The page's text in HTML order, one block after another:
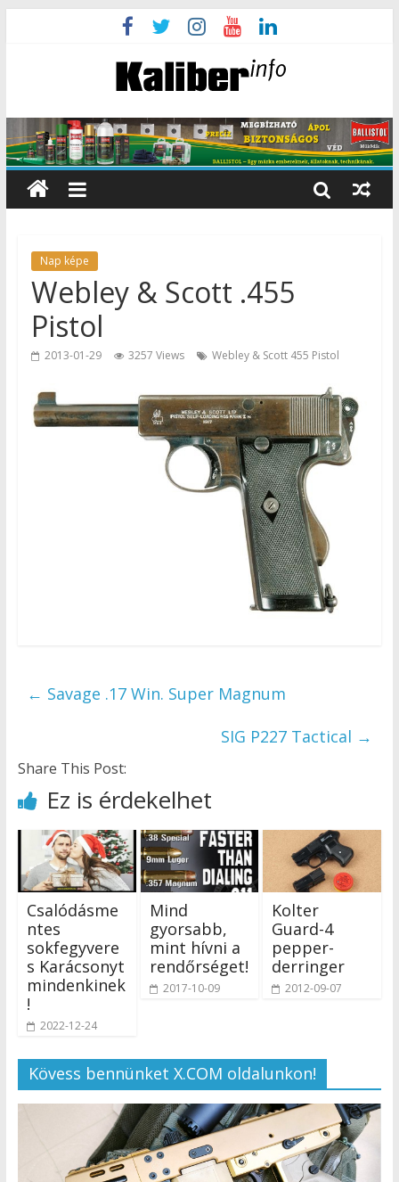
Nap képe
Webley & Scott .455
Pistol
2013-01-29 3257 Views Webley & Scott 455 Pistol
← Savage .17 Win. Super Magnum
SIG P227 Tactical →
Share This Post:
Ez is érdekelhet
Csalódásme
ntes
sokfegyvere
s Karácsonyt
mindenkinek
!
2022-12-24
Mind
gyorsabb,
mint hívni a
rendőrséget!
2017-10-09
Kolter
Guard-4
pepper-
derringer
2012-09-07
Kövess bennünket X.COM oldalunkon!